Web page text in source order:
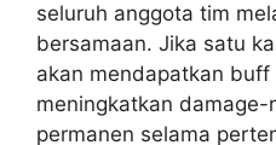
seluruh anggota tim
bersamaan. Jika satu
akan mendapatkan buff
meningkatkan damage-
permanen selama